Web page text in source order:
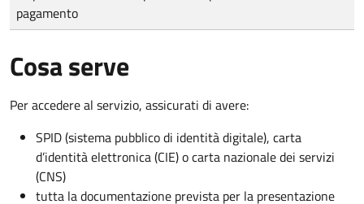
pagamento
Cosa serve
Per accedere al servizio, assicurati di avere:
SPID (sistema pubblico di identità digitale), carta
d’identità elettronica (CIE) o carta nazionale dei servizi
(CNS)
tutta la documentazione prevista per la presentazione